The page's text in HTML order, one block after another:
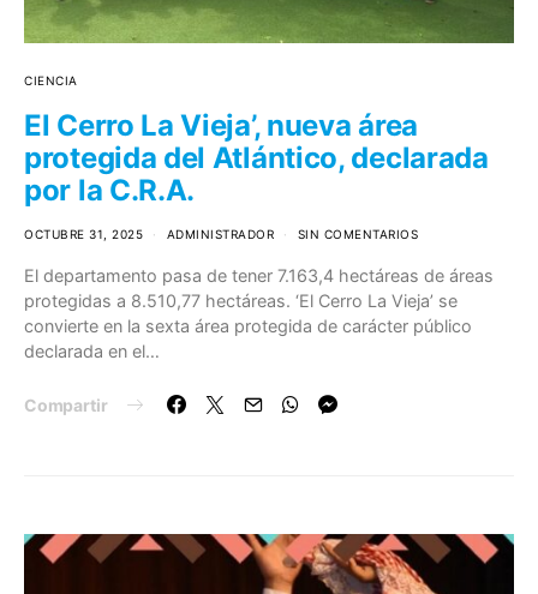
CIENCIA
El Cerro La Vieja’, nueva área
protegida del Atlántico, declarada
por la C.R.A.
OCTUBRE 31, 2025 ADMINISTRADOR SIN COMENTARIOS
El departamento pasa de tener 7.163,4 hectáreas de áreas
protegidas a 8.510,77 hectáreas. ‘El Cerro La Vieja’ se
convierte en la sexta área protegida de carácter público
declarada en el…
Compartir